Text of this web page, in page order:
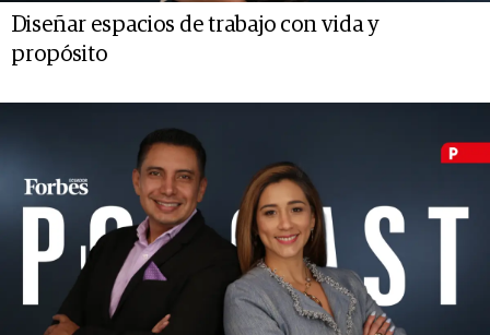
Diseñar espacios de trabajo con vida y
propósito